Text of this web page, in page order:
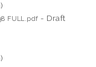
FULL.pdf - Draft